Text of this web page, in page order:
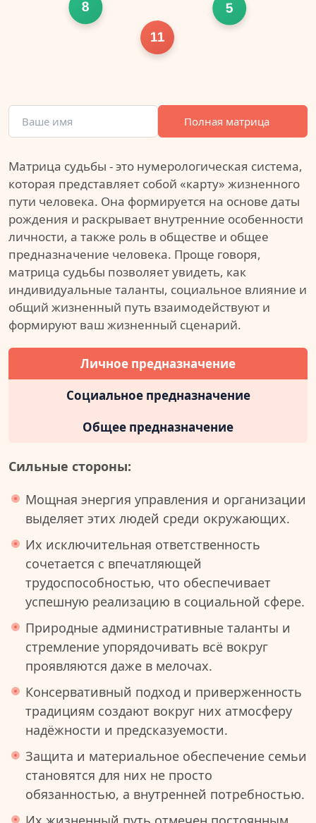
11
5
8
Полная матрица
Матрица судьбы - это нумерологическая система,
которая представляет собой «карту» жизненного
пути человека. Она формируется на основе даты
рождения и раскрывает внутренние особенности
личности, а также роль в обществе и общее
предназначение человека. Проще говоря,
матрица судьбы позволяет увидеть, как
индивидуальные таланты, социальное влияние и
общий жизненный путь взаимодействуют и
формируют ваш жизненный сценарий.
Личное предназначение
Социальное предназначение
Общее предназначение
Сильные стороны:
Мощная энергия управления и организации
выделяет этих людей среди окружающих.
Их исключительная ответственность
сочетается с впечатляющей
трудоспособностью, что обеспечивает
успешную реализацию в социальной сфере.
Природные административные таланты и
стремление упорядочивать всё вокруг
проявляются даже в мелочах.
Консервативный подход и приверженность
традициям создают вокруг них атмосферу
надёжности и предсказуемости.
Защита и материальное обеспечение семьи
становятся для них не просто
обязанностью, а внутренней потребностью.